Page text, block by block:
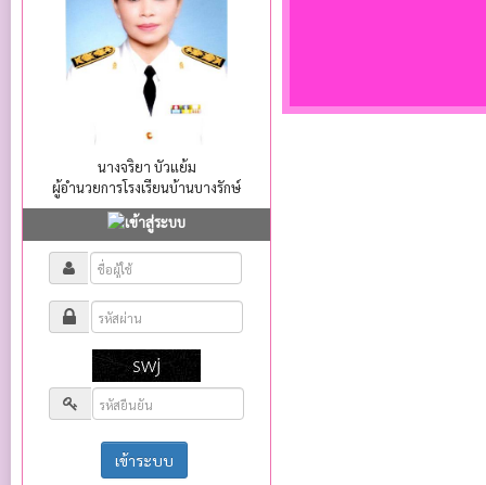
นางจริยา บัวแย้ม
ผู้อำนวยการโรงเรียนบ้านบางรักษ์